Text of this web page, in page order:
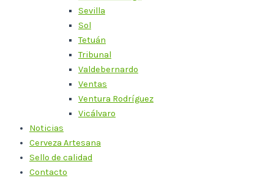
Sevilla
Sol
Tetuán
Tribunal
Valdebernardo
Ventas
Ventura Rodríguez
Vicálvaro
Noticias
Cerveza Artesana
Sello de calidad
Contacto